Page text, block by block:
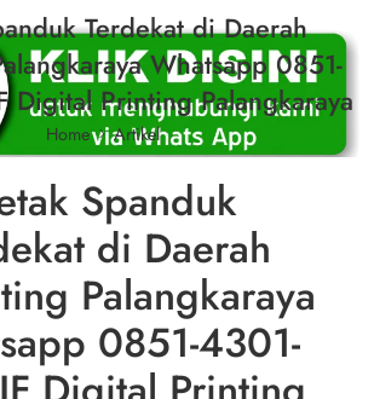
Terdekat di Daerah
Whatsapp 0851-
Digital Printing Palangkaraya
Home Artikel
Spanduk
di Daerah
Palangkaraya
0851-4301-